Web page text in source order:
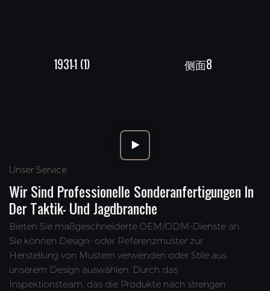
1931-1 (1) 侧面8
Unser Service
Wir Sind Professionelle Sonderanfertigungen In
Der Taktik- Und Jagdbranche
Bieten Sie maßgeschneiderte OEM/ODM-Dienste an.
Sie können Design- oder Referenzmuster zur
Herstellung von Mustern verwenden oder Stile aus
unserem Design auswählen. Durch das
Inspektionsteam, das die Produkte nach strengen